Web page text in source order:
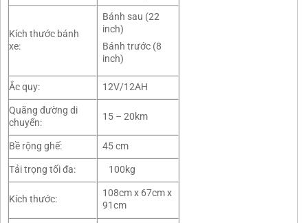
Kích thước bánh
xe:
Bánh sau (22
inch)
Bánh trước (8
inch)
Ắc quy:
12V/12AH
Quãng đường di
chuyển:
15 – 20km
Bề rộng ghế:
45 cm
Tải trọng tối đa:
100kg
Kích thước:
108cm x 67cm x
91cm